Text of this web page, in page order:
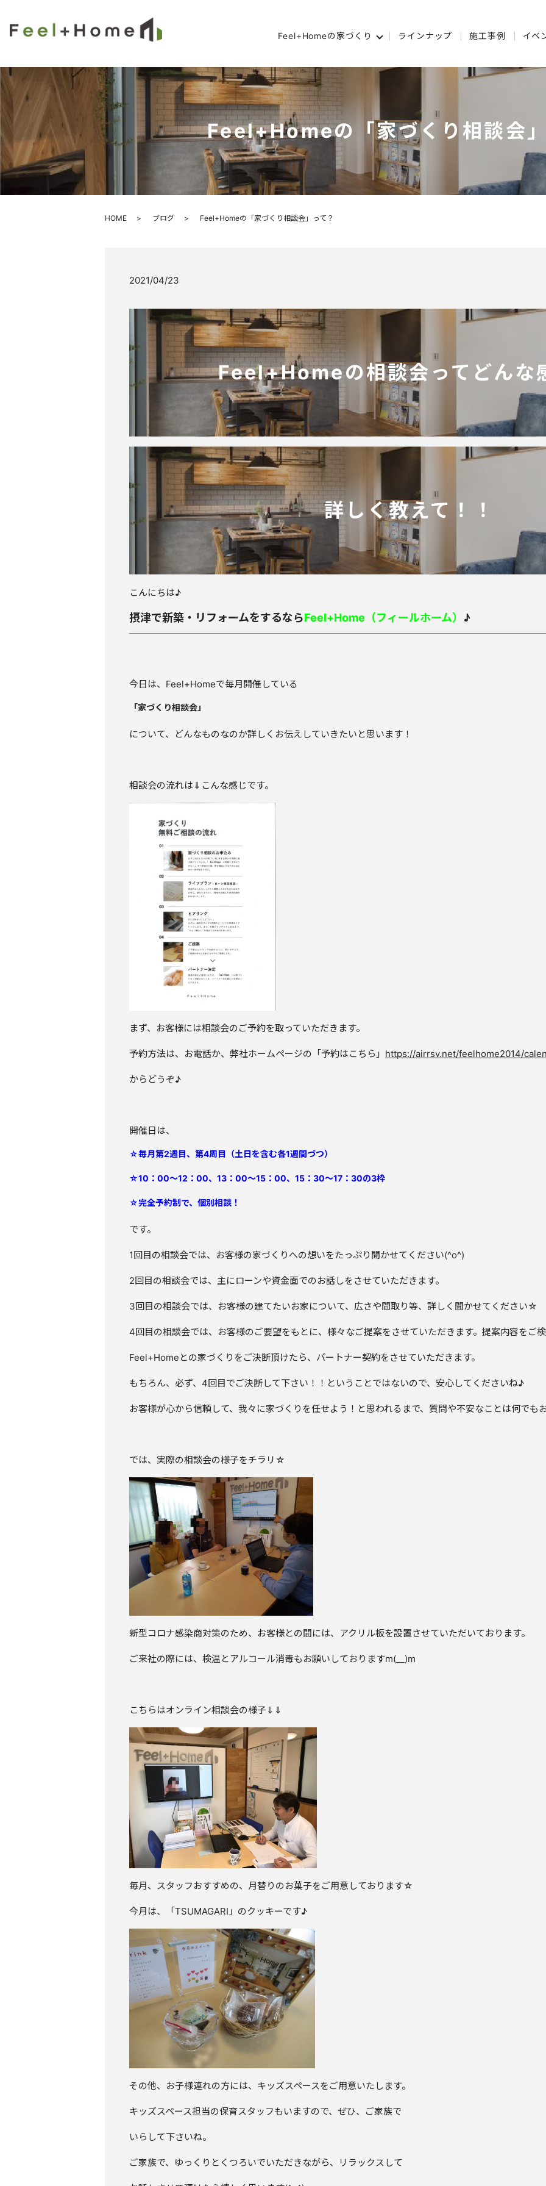
Feel+Homeの家づくり ラインナップ 施工事例 イベ
Feel+Homeの「家づくり相談会
HOME ブログ Feel+Homeの「家づくり相談会」って？
2021/04/23
Feel+Homeの相談会ってどんな
詳しく教えて！！
こんにちは♪
摂津で新築・リフォームをするならFeel+Home（フィールホーム） ♪
今日は、Feel+Homeで毎月開催している
「家づくり相談会」
について、どんなものなのか詳しくお伝えしていきたいと思います！
相談会の流れは⇓こんな感じです。
まず、お客様には相談会のご予約を取っていただきます。
予約方法は、お電話か、弊社ホームページの「予約はこちら」 https://airrsv.net/feelhome2014/
からどうぞ♪
開催日は、
☆毎月第2週目、第4周目（土日を含む各1週間づつ）
☆10：00～12：00、13：00～15：00、15：30～17：30の3枠
☆完全予約制で、個別相談！
です。
1回目の相談会では、お客様の家づくりへの想いをたっぷり聞かせてください(^o^)
2回目の相談会では、主にローンや資金面でのお話しをさせていただきます。
3回目の相談会では、お客様の建てたいお家について、広さや間取り等、詳しく聞かせてください☆
4回目の相談会では、お客様のご要望をもとに、様々なご提案をさせていただきます。提案内容をご
Feel+Homeとの家づくりをご決断頂けたら、パートナー契約をさせていただきます。
もちろん、必ず、4回目でご決断して下さい！！ということではないので、安心してくださいね♪
お客様が心から信頼して、我々に家づくりを任せよう！と思われるまで、質問や不安なことは何で
では、実際の相談会の様子をチラリ☆
新型コロナ感染商対策のため、お客様との間には、アクリル板を設置させていただいております。
ご来社の際には、検温とアルコール消毒もお願いしておりますm(__)m
こちらはオンライン相談会の様子⇓⇓
毎月、スタッフおすすめの、月替りのお菓子をご用意しております☆
今月は、「TSUMAGARI」のクッキーです♪
その他、お子様連れの方には、キッズスペースをご用意いたします。
キッズスペース担当の保育スタッフもいますので、ぜひ、ご家族で
いらして下さいね。
ご家族で、ゆっくりとくつろいでいただきながら、リラックスして